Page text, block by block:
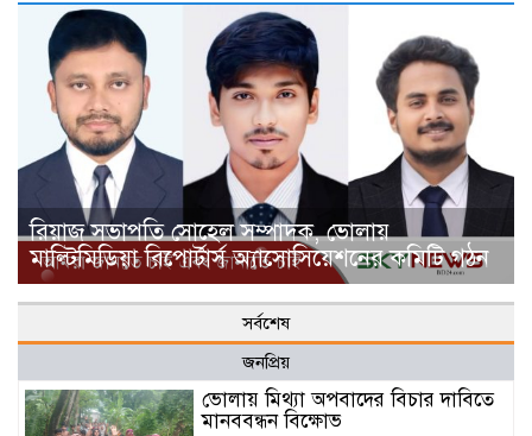
রিয়াজ সভাপতি সোহেল সম্পাদক, ভোলায়
মাল্টিমিডিয়া রিপোর্টার্স অ্যাসোসিয়েশনের কমিটি গঠন
সর্বশেষ
জনপ্রিয়
ভোলায় মিথ্যা অপবাদের বিচার দাবিতে
মানববন্ধন বিক্ষোভ